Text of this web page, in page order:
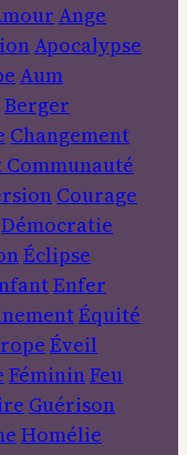
Ange
Apocalypse
Aum
Berger
Changement
Communauté
Courage
Démocratie
Éclipse
Enfer
Équité
Éveil
FémininFeu
Guérison
Homélie